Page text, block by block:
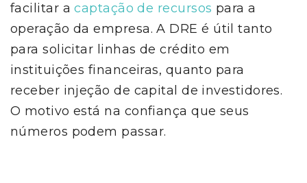
facilitar acaptação de recursos para a
operação da empresa. A DRE é útil tanto
para solicitar linhas de crédito em
instituições financeiras, quanto para
receber injeção de capital de investidores.
O motivo está na confiança que seus
números podem passar.